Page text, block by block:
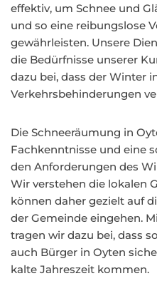
effektiv, um Schnee und
und so eine reibungslose
gewährleisten. Unsere
die Bedürfnisse unserer
dazu bei, dass der Winter
Verkehrsbehinderungen
Die Schneeräumung in
Fachkenntnisse und eine
den Anforderungen des
Wir verstehen die lokalen
können daher gezielt auf
der Gemeinde eingehen.
tragen wir dazu bei, dass
auch Bürger in Oyten
kalte Jahreszeit kommen.